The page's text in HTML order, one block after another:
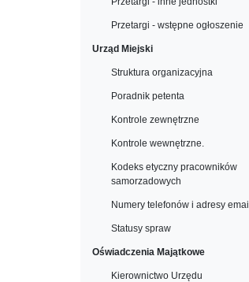
Przetargi - wstępne ogłoszenie
Urząd Miejski
Struktura organizacyjna
Poradnik petenta
Kontrole zewnętrzne
Kontrole wewnętrzne.
Kodeks etyczny pracowników
samorzadowych
Numery telefonów i adresy email
Statusy spraw
Oświadczenia Majątkowe
Kierownictwo Urzędu